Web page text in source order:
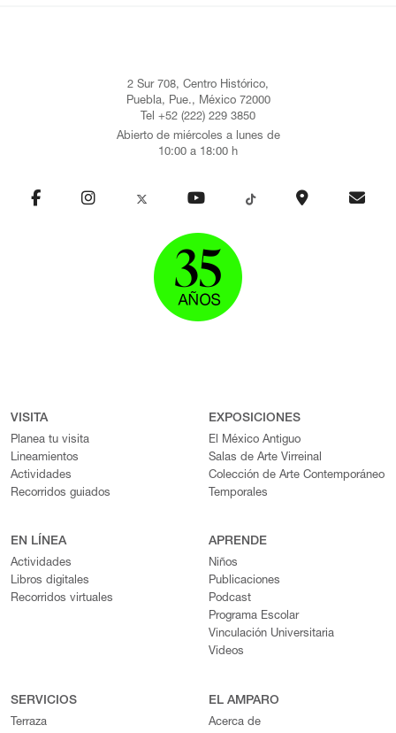
2 Sur 708, Centro Histórico,
Puebla, Pue., México 72000
Tel +52 (222) 229 3850
Abierto de miércoles a lunes de
10:00 a 18:00 h
VISITA
Planea tu visita
Lineamientos
Actividades
Recorridos guiados
EXPOSICIONES
El México Antiguo
Salas de Arte Virreinal
Colección de Arte Contemporáneo
Temporales
EN LÍNEA
Actividades
Libros digitales
Recorridos virtuales
APRENDE
Niños
Publicaciones
Podcast
Programa Escolar
Vinculación Universitaria
Videos
SERVICIOS
Terraza
EL AMPARO
Acerca de